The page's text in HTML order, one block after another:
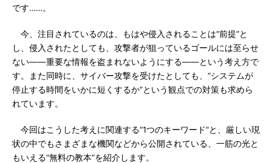
です……。
今、注目されているのは、もはや侵入されることは“前提”と
し、侵入されたとしても、攻撃者が狙っているゴールには至らせ
ない――重要な情報を盗まれないようにする――という考え方で
す。また同時に、サイバー攻撃を受けたとしても、“システムが
停止する時間をいかに短くするか”という観点での対策も求めら
れています。
今回はこうした考えに関連する“1つのキーワード”と、厳しい現
状の中でもさまざまな機関などから公開されている、一筋の光と
もいえる“無料の教本”を紹介します。